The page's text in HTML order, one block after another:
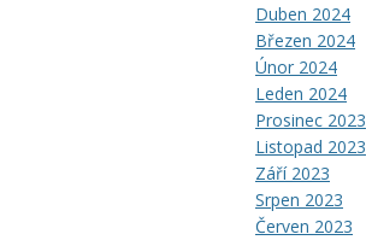
Duben 2024
Březen 2024
Únor 2024
Leden 2024
Prosinec 2023
Listopad 2023
Září 2023
Srpen 2023
Červen 2023